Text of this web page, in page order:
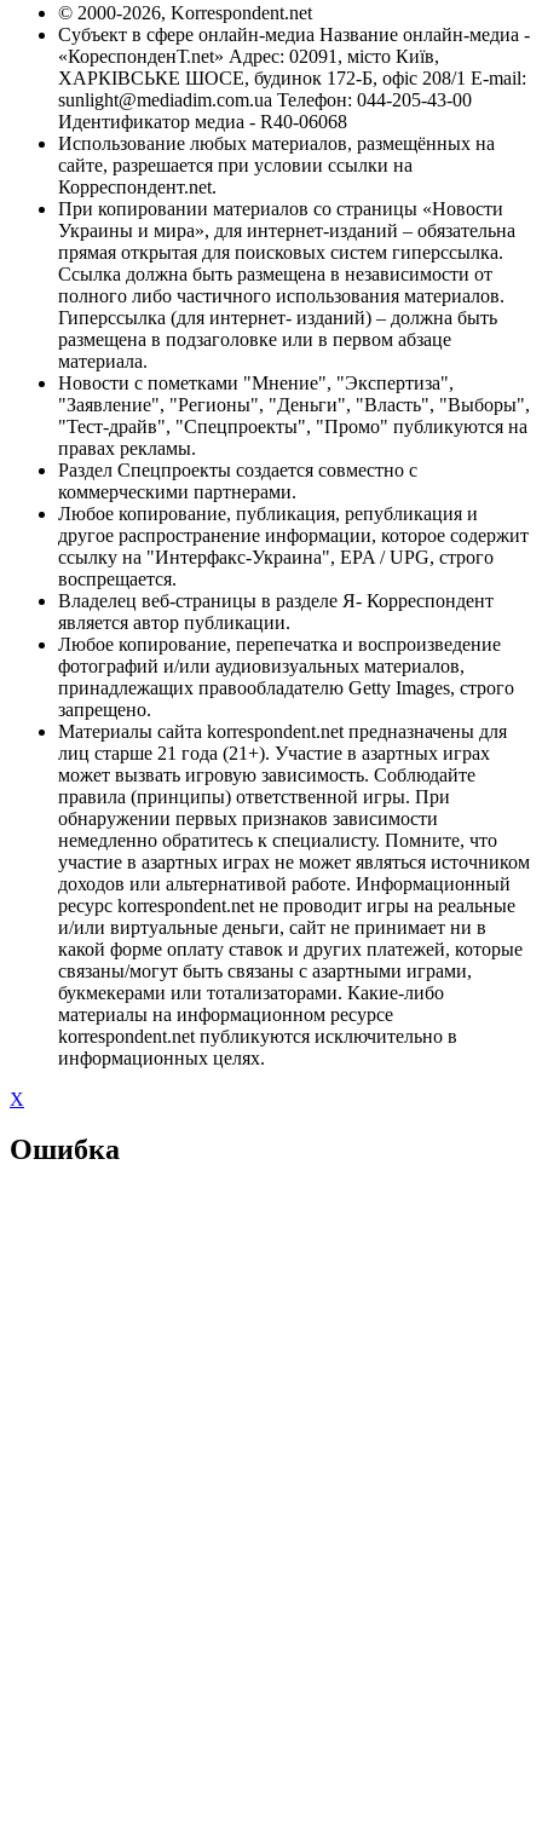
© 2000-2026, Korrespondent.net
Субъект в сфере онлайн-медиа Название онлайн-медиа -
«КореспонденТ.net» Адрес: 02091, місто Київ,
ХАРКІВСЬКЕ ШОСЕ, будинок 172-Б, офіс 208/1 E-mail:
sunlight@mediadim.com.ua Телефон: 044-205-43-00
Идентификатор медиа - R40-06068
Использование любых материалов, размещённых на
сайте, разрешается при условии ссылки на
Корреспондент.net.
При копировании материалов со страницы «Новости
Украины и мира», для интернет-изданий – обязательна
прямая открытая для поисковых систем гиперссылка.
Ссылка должна быть размещена в независимости от
полного либо частичного использования материалов.
Гиперссылка (для интернет- изданий) – должна быть
размещена в подзаголовке или в первом абзаце
материала.
Новости с пометками "Мнение", "Экспертиза",
"Заявление", "Регионы", "Деньги", "Власть", "Выборы",
"Тест-драйв", "Спецпроекты", "Промо" публикуются на
правах рекламы.
Раздел Спецпроекты создается совместно с
коммерческими партнерами.
Любое копирование, публикация, републикация и
другое распространение информации, которое содержит
ссылку на "Интерфакс-Украина", EPA / UPG, строго
воспрещается.
Владелец веб-страницы в разделе Я- Корреспондент
является автор публикации.
Любое копирование, перепечатка и воспроизведение
фотографий и/или аудиовизуальных материалов,
принадлежащих правообладателю Getty Images, строго
запрещено.
Материалы сайта korrespondent.net предназначены для
лиц старше 21 года (21+). Участие в азартных играх
может вызвать игровую зависимость. Соблюдайте
правила (принципы) ответственной игры. При
обнаружении первых признаков зависимости
немедленно обратитесь к специалисту. Помните, что
участие в азартных играх не может являться источником
доходов или альтернативой работе. Информационный
ресурс korrespondent.net не проводит игры на реальные
и/или виртуальные деньги, сайт не принимает ни в
какой форме оплату ставок и других платежей, которые
связаны/могут быть связаны с азартными играми,
букмекерами или тотализаторами. Какие-либо
материалы на информационном ресурсе
korrespondent.net публикуются исключительно в
информационных целях.
X
Ошибка